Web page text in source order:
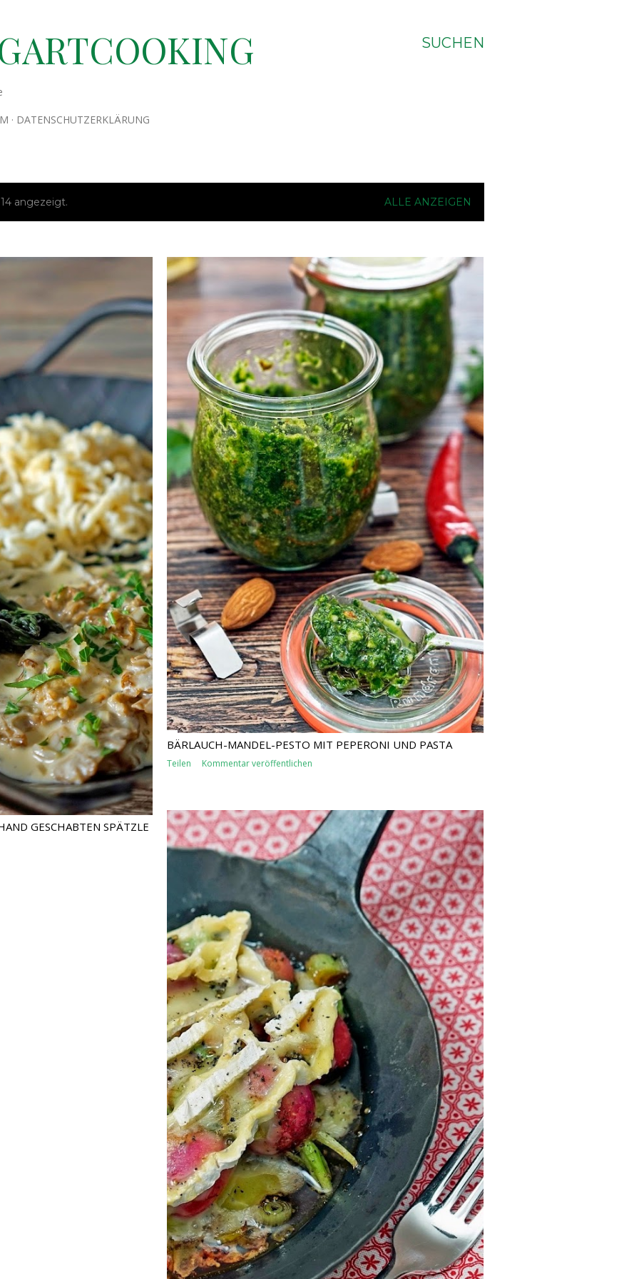
SUCHEN
DATENSCHUTZERKLÄRUNG
angezeigt. ALLE ANZEIGEN
GESCHABTEN SPÄTZLE
BÄRLAUCH-MANDEL-PESTO MIT PEPERONI UND PASTA
Teilen Kommentar veröffentlichen